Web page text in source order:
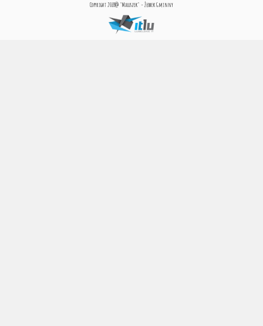
Copyright 2018@ "Maluszek" - Żłobek Gminny